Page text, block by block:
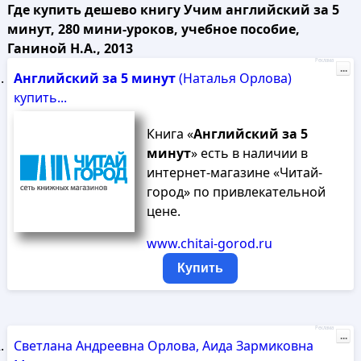
Где купить дешево книгу Учим английский за 5
минут, 280 мини-уроков, учебное пособие,
Ганиной Н.А., 2013
Английский за 5 минут(Наталья Орлова)
купить...
Книга «Английский за 5
минут» есть в наличии в
интернет-магазине «Читай-
город» по привлекательной
цене.
www.chitai-gorod.ru
Купить
Реклама
...
Светлана Андреевна Орлова, Аида Зармиковна
Реклама
...